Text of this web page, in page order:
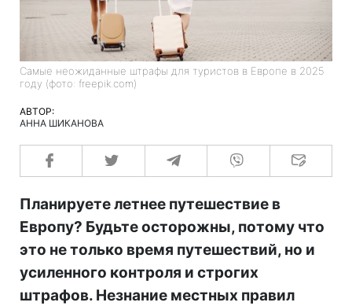
Самые неожиданные штрафы для туристов в Европе в 2025
году (фото: freepik.com)
АВТОР:
АННА ШИКАНОВА
Планируете летнее путешествие в
Европу? Будьте осторожны, потому что
это не только время путешествий, но и
усиленного контроля и строгих
штрафов. Незнание местных правил